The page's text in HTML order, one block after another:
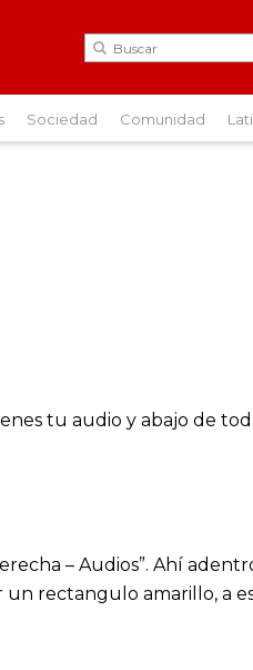
Sociedad Comunidad
tu audio y abajo de
– Audios”. Ahí
rectangulo amarillo, a